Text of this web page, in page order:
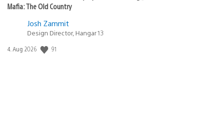
Mafia: The Old Country
Josh Zammit
Design Director, Hangar 13
Veröffentlichungsdatum:
4. Aug 2026 91